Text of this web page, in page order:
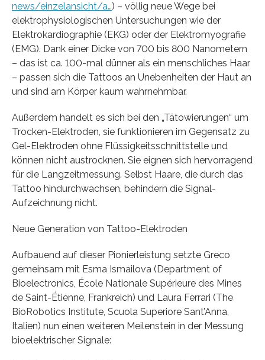
news/einzelansicht/a…) – völlig neue Wege bei
elektrophysiologischen Untersuchungen wie der
Elektrokardiographie (EKG) oder der Elektromyografie
(EMG). Dank einer Dicke von 700 bis 800 Nanometern
– das ist ca. 100-mal dünner als ein menschliches Haar
– passen sich die Tattoos an Unebenheiten der Haut an
und sind am Körper kaum wahrnehmbar.
Außerdem handelt es sich bei den „Tätowierungen“ um
Trocken-Elektroden, sie funktionieren im Gegensatz zu
Gel-Elektroden ohne Flüssigkeitsschnittstelle und
können nicht austrocknen. Sie eignen sich hervorragend
für die Langzeitmessung. Selbst Haare, die durch das
Tattoo hindurchwachsen, behindern die Signal-
Aufzeichnung nicht.
Neue Generation von Tattoo-Elektroden
Aufbauend auf dieser Pionierleistung setzte Greco
gemeinsam mit Esma Ismailova (Department of
Bioelectronics, École Nationale Supérieure des Mines
de Saint-Étienne, Frankreich) und Laura Ferrari (The
BioRobotics Institute, Scuola Superiore Sant’Anna,
Italien) nun einen weiteren Meilenstein in der Messung
bioelektrischer Signale: